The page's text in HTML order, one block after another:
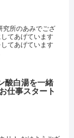
究所のあみでござ
てあげています
てあげています
酸白湯を一緒
仕事スタート